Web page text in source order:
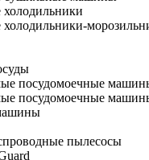
посудомоечные
посудомоечные
пылесосы